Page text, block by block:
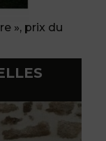
», prix du